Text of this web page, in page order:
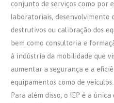
conjunto de serviços como por
laboratoriais, desenvolvimento
destrutivos ou calibração dos
bem como consultoria e
à indústria da mobilidade que
aumentar a segurança e a
equipamentos como de veículos.
Para além disso, o IEP é a